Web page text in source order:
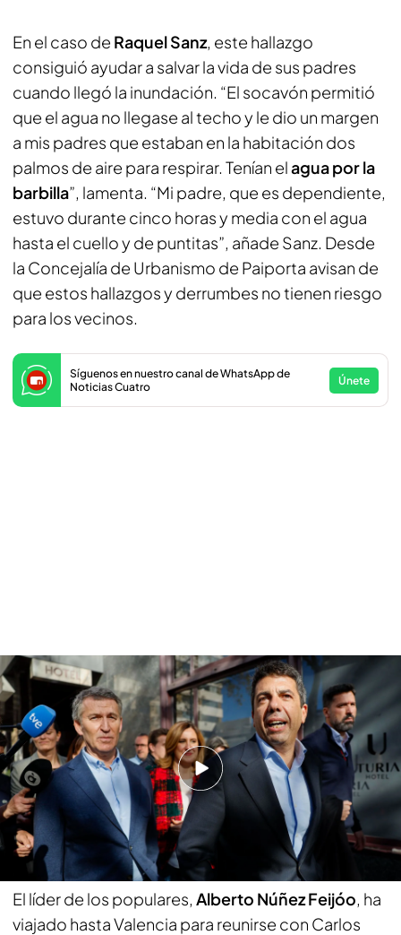
En el caso de Raquel Sanz, este hallazgo
consiguió ayudar a salvar la vida de sus padres
cuando llegó la inundación. “El socavón permitió
que el agua no llegase al techo y le dio un margen
a mis padres que estaban en la habitación dos
palmos de aire para respirar. Tenían elagua por la
barbilla”, lamenta. “Mi padre, que es dependiente,
estuvo durante cinco horas y media con el agua
hasta el cuello y de puntitas”, añade Sanz. Desde
la Concejalía de Urbanismo de Paiporta avisan de
que estos hallazgos y derrumbes no tienen riesgo
para los vecinos.
Síguenos en nuestro canal de WhatsApp de
Noticias Cuatro
Únete
Feijóo visita Valencia y culpa al Gobierno de la gestión de la DANA
PUEDE INTERESARTE
Las empresas en Valencia no se recuperan tras la
DANA
Feijóo visita Valencia y aprovecha para
echar la culpa al Gobierno de la gestión de la
DANA
El líder de los populares, Alberto Núñez Feijóo, ha
viajado hasta Valencia para reunirse con Carlos